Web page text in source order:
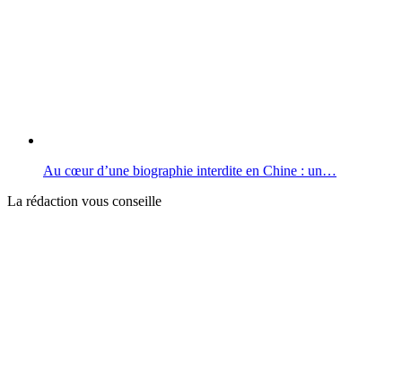
Au cœur d’une biographie interdite en Chine : un…
La rédaction vous conseille